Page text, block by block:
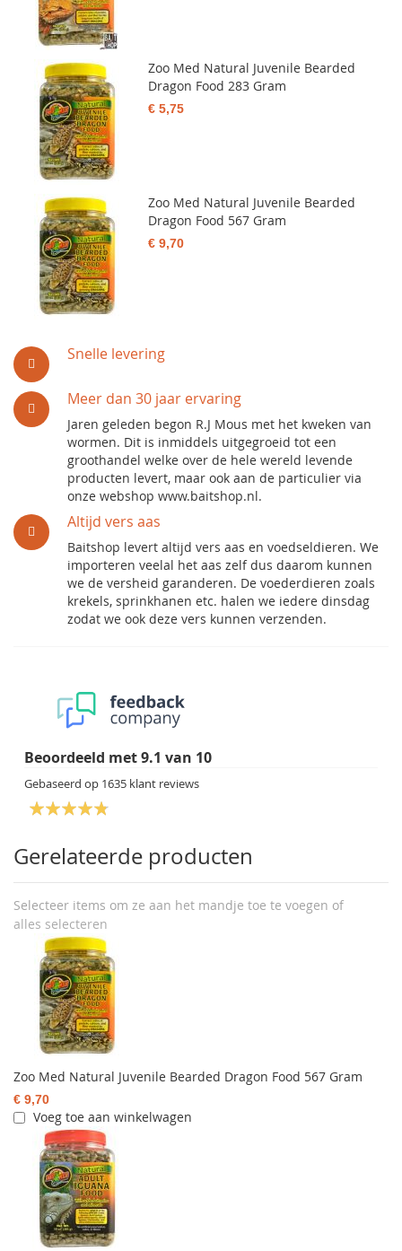
Snelle levering
Meer dan 30 jaar ervaring
Jaren geleden begon R.J Mous met het kweken van
wormen. Dit is inmiddels uitgegroeid tot een
groothandel welke over de hele wereld levende
producten levert, maar ook aan de particulier via
onze webshop www.baitshop.nl.
Altijd vers aas
Baitshop levert altijd vers aas en voedseldieren. We
importeren veelal het aas zelf dus daarom kunnen
we de versheid garanderen. De voederdieren zoals
krekels, sprinkhanen etc. halen we iedere dinsdag
zodat we ook deze vers kunnen verzenden.
Beoordeeld met9.1 van 10
Gebaseerd op 1635 klant reviews
Gerelateerde producten
Selecteer items om ze aan het mandje toe te voegen of
alles selecteren
Zoo Med Natural Juvenile Bearded Dragon Food 567 Gram
€ 9,70
Voeg toe aan winkelwagen
Zoo Med Natural Juvenile Bearded
Dragon Food 283 Gram
€ 5,75
Zoo Med Natural Juvenile Bearded
Dragon Food 567 Gram
€ 9,70